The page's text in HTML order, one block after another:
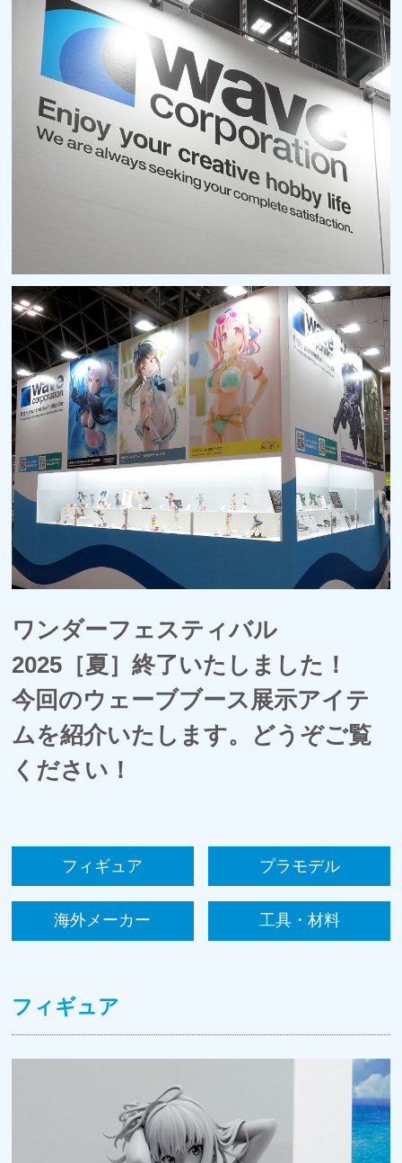
ワンダーフェスティバル
2025［夏］終了いたしました！
今回のウェーブブース展示アイテ
ムを紹介いたします。どうぞご覧
ください！
フィギュア プラモデル
海外メーカー 工具・材料
フィギュア